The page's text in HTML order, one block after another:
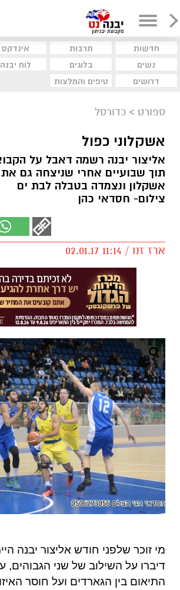
חדשות תרבות אינדקס
נשים
בלוגים לוח יבנה
דרושים
טיפים והמלצות
ספורט > כדורסל
אשקלוני כפול
אליצור יבנה רשמה דאבל על
תוך שבועיים אחרי שניצחה גם את
אשקלון ונצמדה בטבלה לבת ים
צילום- חסדאי כהן
ארז זנו / 11:14 02.01.17
מי זוכר שלפני חודש אליצור יבנה
דיברו על השילוב של שני הגבוהים,
התיאום בין הגארדים ועל חוסר